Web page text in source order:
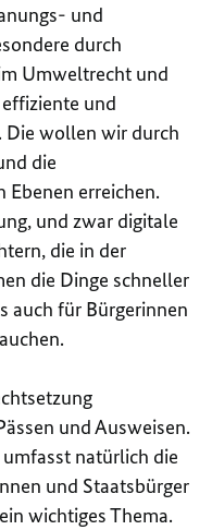
und
durch
Umweltrecht und
und
Die wollen wir durch
die
erreichen.
und zwar digitale
die in der
die Dinge schneller
auch für Bürgerinnen
und Ausweisen.
umfasst natürlich die
und Staatsbürger
wichtiges Thema.